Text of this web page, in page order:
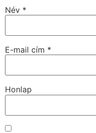
Név *
E-mail cím *
Honlap